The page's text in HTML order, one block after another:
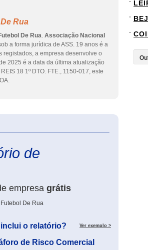
Rua
De Rua. Associação Nacional
a forma jurídica de ASS. 19 anos é a
registados, a empresa desenvolve o
2025 é a data da última atualização
18 1º DTO. FTE., 1150-017, este
de
empresa grátis
De Rua
o relatório? Ver exemplo >
de Risco Comercial